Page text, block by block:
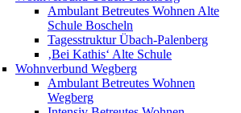
Ambulant Betreutes Wohnen Alte
Schule Boscheln
Tagesstruktur Übach-Palenberg
‚Bei Kathis‘ Alte Schule
Wohnverbund Wegberg
Ambulant Betreutes Wohnen
Wegberg